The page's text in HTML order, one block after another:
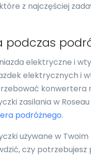
z najczęściej
elektryczne i
elektrycznych i
konwertera
zasilania w
podróżnego.
używane w
czy